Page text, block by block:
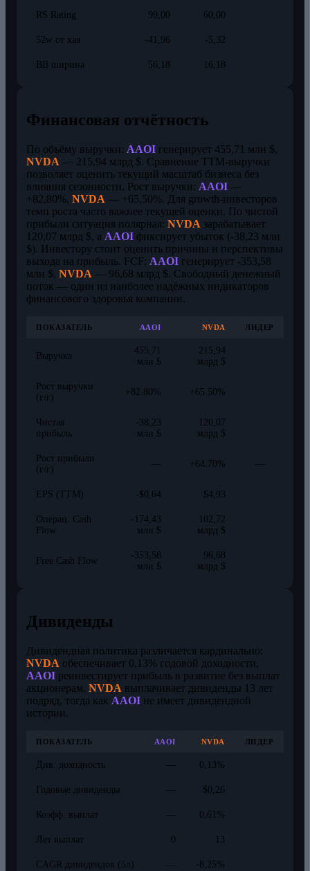
RS Rating 99,00 60,00
52w от хая -41,96 -5,32
BB ширина 56,18 16,18
Финансовая отчётность
По объёму выручки: AAOI генерирует 455,71 млн $,
NVDA — 215,94 млрд $. Сравнение TTM-выручки
позволяет оценить текущий масштаб бизнеса без
влияния сезонности. Рост выручки: AAOI —
+82,80%, NVDA — +65,50%. Для growth-инвесторов
темп роста часто важнее текущей оценки. По чистой
прибыли ситуация полярная: NVDA зарабатывает
120,07 млрд $, а AAOI фиксирует убыток (-38,23 млн
$). Инвестору стоит оценить причины и перспективы
выхода на прибыль. FCF: AAOI генерирует -353,58
млн $, NVDA — 96,68 млрд $. Свободный денежный
поток — один из наиболее надёжных индикаторов
финансового здоровья компании.
ПОКАЗАТЕЛЬ AAOI NVDA ЛИДЕР
Выручка
455,71
млн $
215,94
млрд $
Рост выручки
(г/г)
+82.80% +65.50%
Чистая
прибыль
-38,23
млн $
120,07
млрд $
Рост прибыли
(г/г)
— +64.70% —
EPS (TTM) -$0,64 $4,93
Операц. Cash
Flow
-174,43
млн $
102,72
млрд $
Free Cash Flow
-353,58
млн $
96,68
млрд $
Дивиденды
Дивидендная политика различается кардинально:
NVDA обеспечивает 0,13% годовой доходности,
AAOI реинвестирует прибыль в развитие без выплат
акционерам. NVDA выплачивает дивиденды 13 лет
подряд, тогда как AAOI не имеет дивидендной
истории.
ПОКАЗАТЕЛЬ AAOI NVDA ЛИДЕР
Див. доходность — 0,13%
Годовые дивиденды — $0,26
Коэфф. выплат — 0,61%
Лет выплат 0 13
CAGR дивидендов (5л) — -8,25%